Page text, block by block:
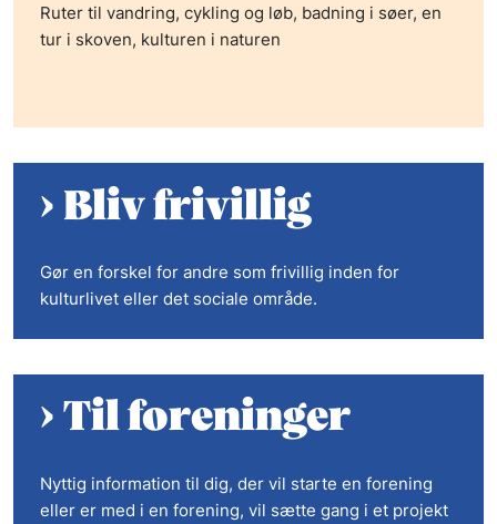
Ruter til vandring, cykling og løb, badning i søer, en
tur i skoven, kulturen i naturen
Bliv frivillig
Gør en forskel for andre som frivillig inden for
kulturlivet eller det sociale område.
Til foreninger
Nyttig information til dig, der vil starte en forening
eller er med i en forening, vil sætte gang i et projekt